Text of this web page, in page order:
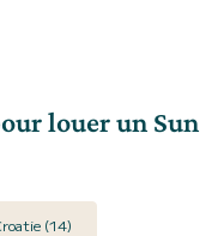
louer un Sun
(14)